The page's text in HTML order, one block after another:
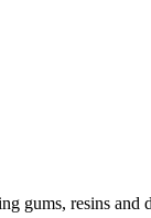
resins and